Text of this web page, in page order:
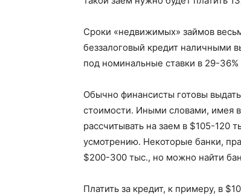
Сроки «недвижимых» займов
беззалоговый кредит наличными
под номинальные ставки в 29-36%
Обычно финансисты готовы
стоимости. Иными словами, имея
рассчитывать на заем в $105-120
усмотрению. Некоторые банки,
$200-300 тыс., но можно найти
Платить за кредит, к примеру, в